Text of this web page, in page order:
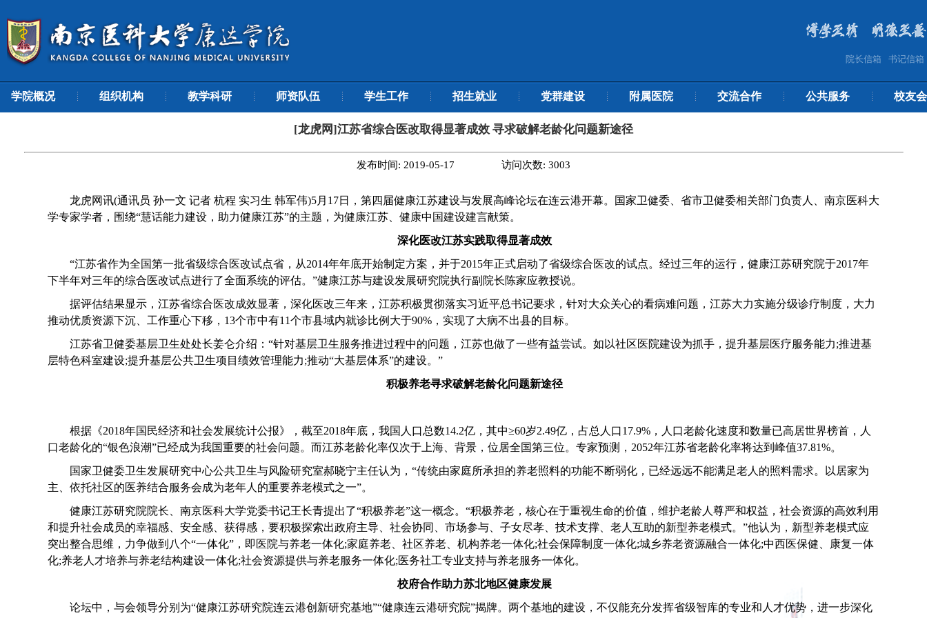
院长信箱 书记信箱
学院概况 组织机构 教学科研 师资队伍 学生工作 招生就业 党群建设 附属医院 交流合作 公共服务 校友会
[龙虎网]江苏省综合医改取得显著成效 寻求破解老龄化问题新途径
发布时间: 2019-05-17 访问次数: 3003
龙虎网讯(通讯员 孙一文 记者 杭程 实习生 韩军伟)5月17日，第四届健康江苏建设与发展高峰论坛在连云港开幕。国家卫健委、省市卫健委相关部门负责人、南京医科大
学专家学者，围绕“慧话能力建设，助力健康江苏”的主题，为健康江苏、健康中国建设建言献策。
深化医改江苏实践取得显著成效
“江苏省作为全国第一批省级综合医改试点省，从2014年年底开始制定方案，并于2015年正式启动了省级综合医改的试点。经过三年的运行，健康江苏研究院于2017年
下半年对三年的综合医改试点进行了全面系统的评估。”健康江苏与建设发展研究院执行副院长陈家应教授说。
据评估结果显示，江苏省综合医改成效显著，深化医改三年来，江苏积极贯彻落实习近平总书记要求，针对大众关心的看病难问题，江苏大力实施分级诊疗制度，大力
推动优质资源下沉、工作重心下移， 13个市中有11个市县域内就诊比例大于90%，实现了大病不出县的目标。
江苏省卫健委基层卫生处处长姜仑介绍： “针对基层卫生服务推进过程中的问题，江苏也做了一些有益尝试。如以社区医院建设为抓手，提升基层医疗服务能力;推进基
层特色科室建设;提升基层公共卫生项目绩效管理能力;推动“大基层体系”的建设。”
积极养老寻求破解老龄化问题新途径
根据《2018年国民经济和社会发展统计公报》，截至2018年底，我国人口总数14.2亿，其中≥60岁2.49亿，占总人口17.9%，人口老龄化速度和数量已高居世界榜首，人
口老龄化的“银色浪潮”已经成为我国重要的社会问题。而江苏老龄化率仅次于上海、背景，位居全国第三位。专家预测，2052年江苏省老龄化率将达到峰值37.81%。
国家卫健委卫生发展研究中心公共卫生与风险研究室郝晓宁主任认为， “传统由家庭所承担的养老照料的功能不断弱化，已经远远不能满足老人的照料需求。以居家为
主、依托社区的医养结合服务会成为老年人的重要养老模式之一”。
健康江苏研究院院长、南京医科大学党委书记王长青提出了“积极养老”这一概念。“积极养老，核心在于重视生命的价值，维护老龄人尊严和权益，社会资源的高效利用
和提升社会成员的幸福感、安全感、获得感，要积极探索出政府主导、社会协同、市场参与、子女尽孝、技术支撑、老人互助的新型养老模式。”他认为，新型养老模式应
突出整合思维，力争做到八个“一体化”，即医院与养老一体化;家庭养老、社区养老、机构养老一体化;社会保障制度一体化;城乡养老资源融合一体化;中西医保健、康复一体
化;养老人才培养与养老结构建设一体化;社会资源提供与养老服务一体化;医务社工专业支持与养老服务一体化。
校府合作助力苏北地区健康发展
论坛中，与会领导分别为“健康江苏研究院连云港创新研究基地”“健康连云港研究院”揭牌。两个基地的建设，不仅能充分发挥省级智库的专业和人才优势，进一步深化